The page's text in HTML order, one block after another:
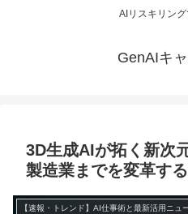
AIリスキリン
GenAIキ
3D生成AIが拓く新次
製造業までを変革す
【速報・トレンド】AI仕事術と最新活用ニュ